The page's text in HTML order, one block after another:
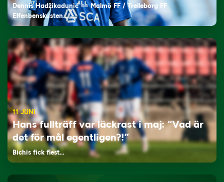
Dennis Hadžikadunić — Malmö FF / Trelleborg FF
Elfenbenskusten…
11 JUNI
Hans fullträff var läckrast i maj: “Vad är
det för mål egentligen?!”
Bichis fick flest…